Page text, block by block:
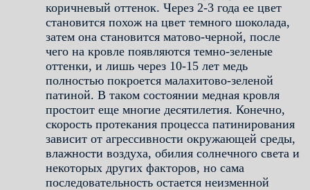
коричневый оттенок. Через 2-3 года ее цвет
становится похож на цвет темного шоколада,
затем она становится матово-черной, после
чего на кровле появляются темно-зеленые
оттенки, и лишь через 10-15 лет медь
полностью покроется малахитово-зеленой
патиной. В таком состоянии медная кровля
простоит еще многие десятилетия. Конечно,
скорость протекания процесса патинирования
зависит от агрессивности окружающей среды,
влажности воздуха, обилия солнечного света и
некоторых других факторов, но сама
последовательность остается неизменной